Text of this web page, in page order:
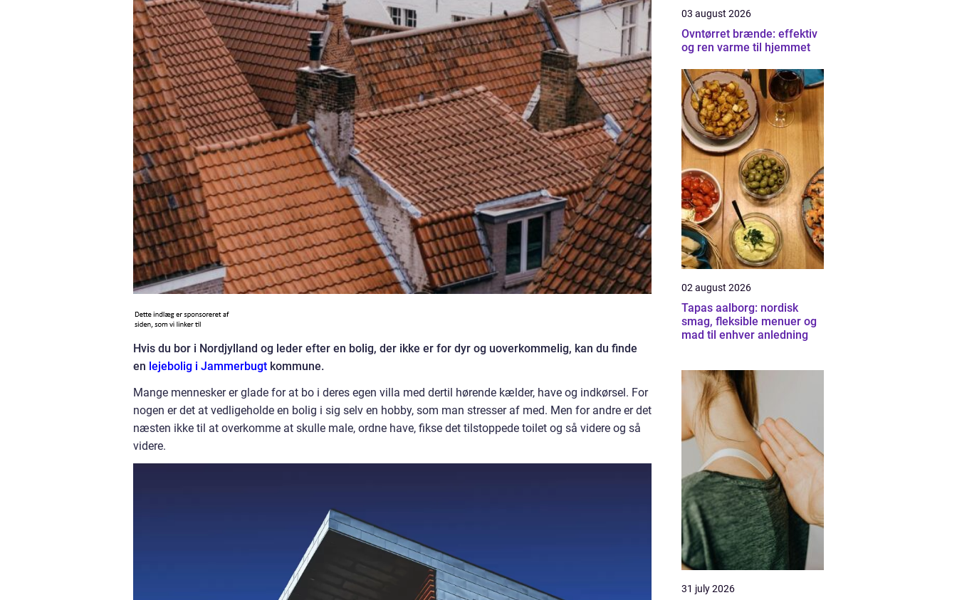
Hvis du bor i Nordjylland og leder efter en bolig, der ikke er for dyr og uoverkommelig, kan du finde
en lejebolig i Jammerbugt kommune.
Mange mennesker er glade for at bo i deres egen villa med dertil hørende kælder, have og indkørsel. For
nogen er det at vedligeholde en bolig i sig selv en hobby, som man stresser af med. Men for andre er det
næsten ikke til at overkomme at skulle male, ordne have, fikse det tilstoppede toilet og så videre og så
videre.
03 august 2026
Ovntørret brænde: effektiv
og ren varme til hjemmet
02 august 2026
Tapas aalborg: nordisk
smag, fleksible menuer og
mad til enhver anledning
31 july 2026